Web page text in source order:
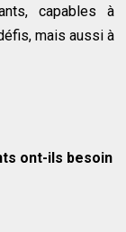
capables à
mais aussi à
ont-ils besoin